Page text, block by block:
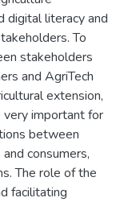
digital literacy and
To
stakeholders
and AgriTech
extension,
very important for
between
consumers,
The role of the
facilitating